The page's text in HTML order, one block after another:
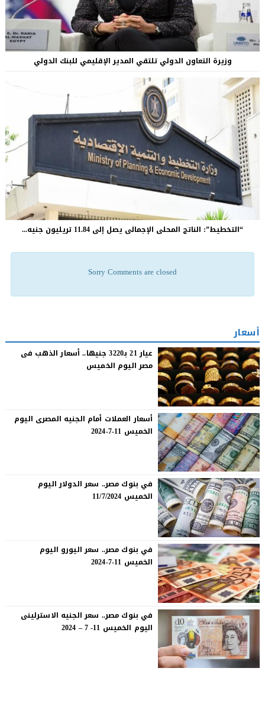
وزيرة التعاون الدولي تلتقي المدير الإقليمي للبنك الدولي
“التخطيط”: الناتج المحلى الإجمالى يصل إلى 11.84 تريليون جنيه...
Sorry Comments are closed
أسعار
عيار 21 بـ3220 جنيها.. أسعار الذهب فى
مصر اليوم الخميس
أسعار العملات أمام الجنيه المصرى اليوم
الخميس 11-7-2024
في بنوك مصر.. سعر الدولار اليوم
الخميس 11/7/2024
في بنوك مصر.. سعر اليورو اليوم
الخميس 11-7-2024
في بنوك مصر.. سعر الجنيه الاسترلينى
اليوم الخميس 11- 7 – 2024